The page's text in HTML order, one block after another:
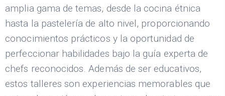
amplia gama de temas, desde la cocina étnica
hasta la pastelería de alto nivel, proporcionando
conocimientos prácticos y la oportunidad de
perfeccionar habilidades bajo la guía experta de
chefs reconocidos. Además de ser educativos,
estos talleres son experiencias memorables que